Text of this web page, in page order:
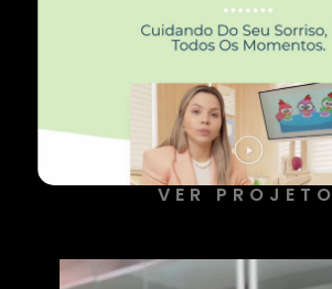
VER PROJETO